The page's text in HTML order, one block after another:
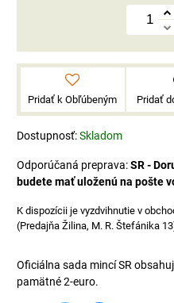
Pridať k Obľúbeným Pridať
Dostupnosť:Skladom
SR -
budete mať uloženú na pošte
(Predajňa Žilina, M. R. Štefánika
Oficiálna sada mincí SR
pamätné 2-euro.